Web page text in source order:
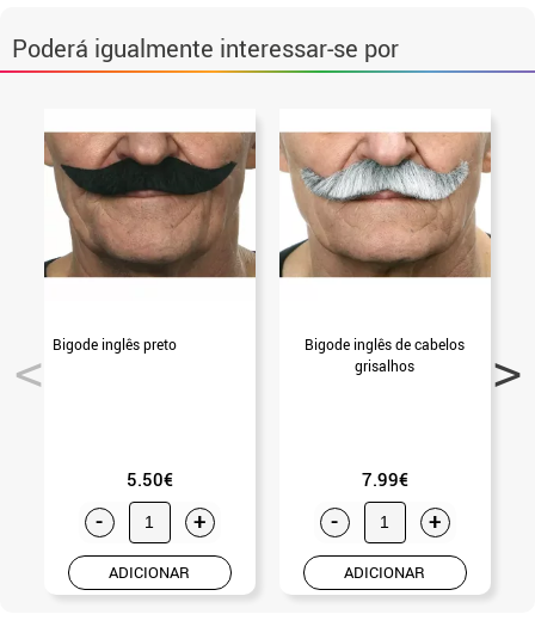
Poderá igualmente interessar-se por
Bigode inglês preto
5.50€
- +
ADICIONAR
Bigode inglês de cabelos
grisalhos
7.99€
- +
ADICIONAR